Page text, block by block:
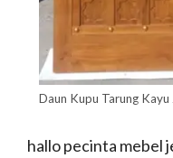
Daun Kupu Tarung
hallo pecinta mebel